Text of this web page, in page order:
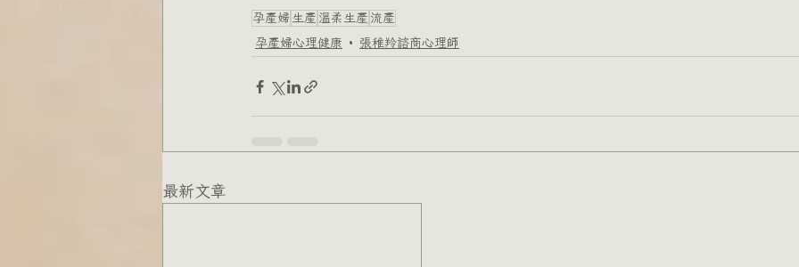
孕產婦 生產 溫柔生產 流產
孕產婦心理健康
張稚羚諮商心理師
最新文章